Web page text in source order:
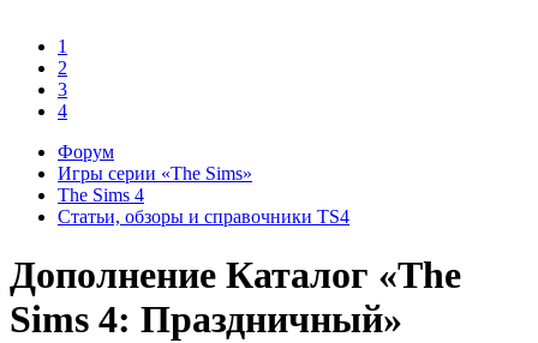
1
2
3
4
Форум
Игры серии «The Sims»
The Sims 4
Статьи, обзоры и справочники TS4
Дополнение Каталог «The
Sims 4: Праздничный»